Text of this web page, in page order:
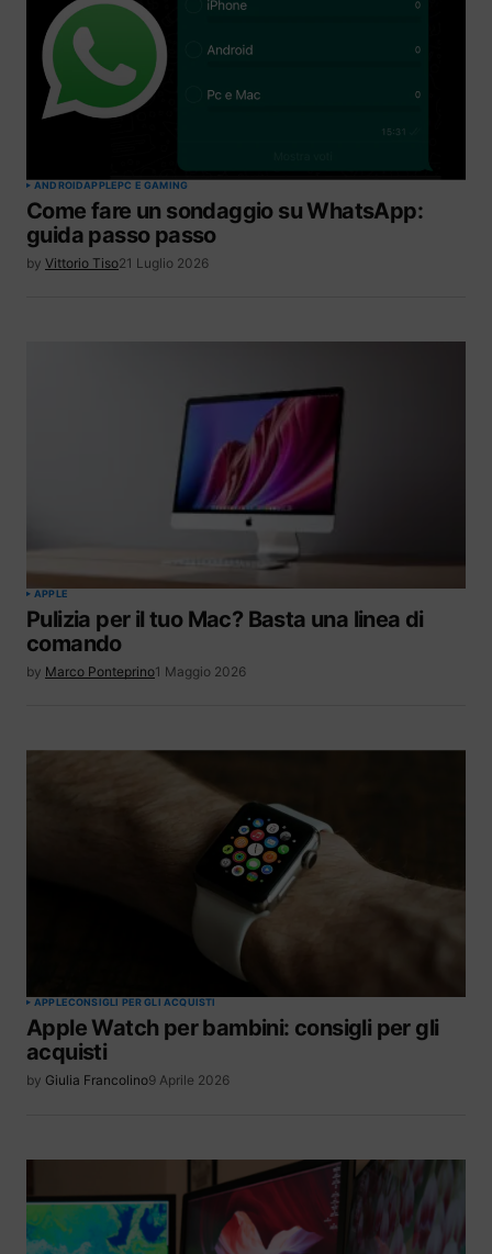
ANDROIDAPPLEPC E GAMING
Come fare un sondaggio su WhatsApp:
guida passo passo
by Vittorio Tiso21 Luglio 2026
APPLE
Pulizia per il tuo Mac? Basta una linea di
comando
by Marco Ponteprino1 Maggio 2026
APPLECONSIGLI PER GLI ACQUISTI
Apple Watch per bambini: consigli per gli
acquisti
by Giulia Francolino9 Aprile 2026